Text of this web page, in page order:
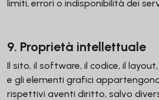
limiti, errori o indisponibilità dei
9. Proprietà intellettuale
Il sito, il software, il codice, il
e gli elementi grafici
rispettivi aventi diritto, salvo